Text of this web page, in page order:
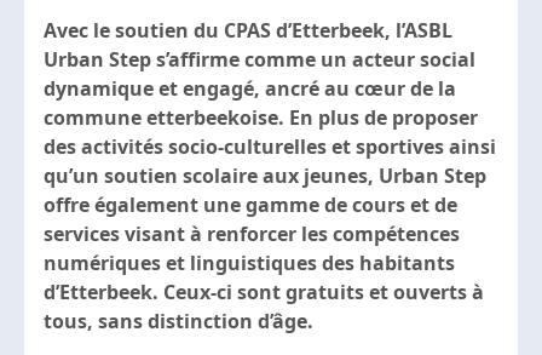
Avec le soutien du CPAS d’Etterbeek, l’ASBL
Urban Step s’affirme comme un acteur social
dynamique et engagé, ancré au cœur de la
commune etterbeekoise. En plus de proposer
des activités socio-culturelles et sportives ainsi
qu’un soutien scolaire aux jeunes, Urban Step
offre également une gamme de cours et de
services visant à renforcer les compétences
numériques et linguistiques des habitants
d’Etterbeek. Ceux-ci sont gratuits et ouverts à
tous, sans distinction d’âge.